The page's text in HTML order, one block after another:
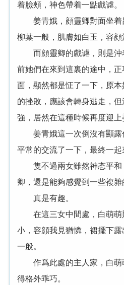
着臉頰，神色帶着一點戲谑。
姜青娥，顔靈卿對面坐着
柳葉一般，肌膚如白玉，容顔
而顔靈卿的戲谑，則是沖
前她們在來到這裏的途中，
面，顯然都是怔了一下，原
的挫敗，應該會轉身逃走，
強，居然在這種時候再度迎上
姜青娥這一次倒沒有顯露
平常的交流了一下，最終一起
隻不過兩女雖然神态平和
卿，還是能夠感覺到一些複雜
真是有趣。
在這三女中間處，白萌萌
小，容顔我見猶憐，裙擺下
一般。
作爲此處的主人家，白萌
得格外乖巧。